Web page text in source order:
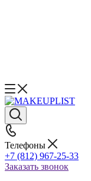
Телефоны
+7 (812) 967-25-33
Заказать звонок